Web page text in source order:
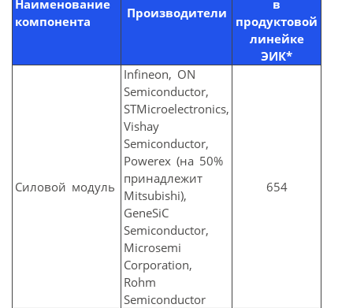
Наименование
компонента
Производители
в
продуктовой
линейке
ЭИК*
Силовой модуль
Infineon, ON
Semiconductor,
STMicroelectronics,
Vishay
Semiconductor,
Powerex (на 50%
принадлежит
Mitsubishi),
GeneSiC
Semiconductor,
Microsemi
Corporation,
Rohm
Semiconductor
654